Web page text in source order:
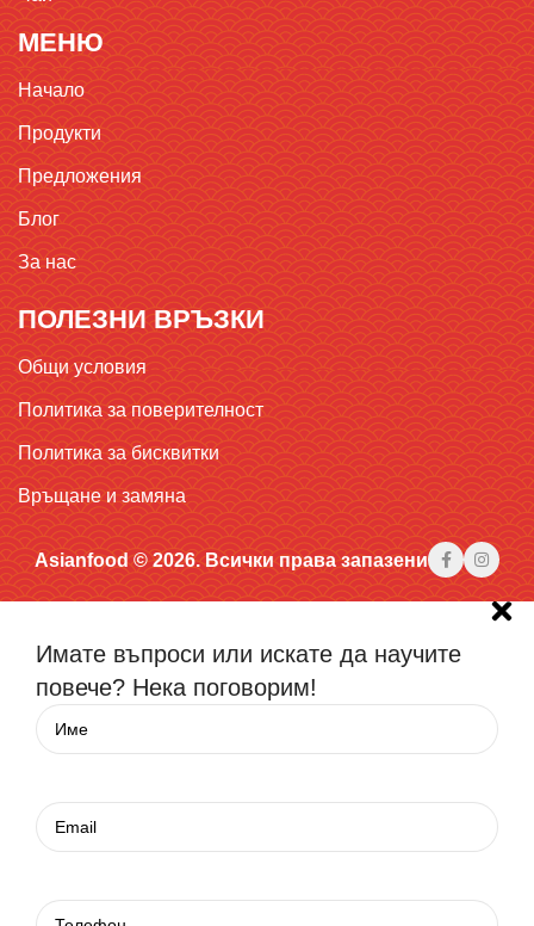
МЕНЮ
Начало
Продукти
Предложения
Блог
За нас
ПОЛЕЗНИ ВРЪЗКИ
Общи условия
Политика за поверителност
Политика за бисквитки
Връщане и замяна
Asianfood © 2026. Всички права запазени
Имате въпроси или искате да научите
повече? Нека поговорим!